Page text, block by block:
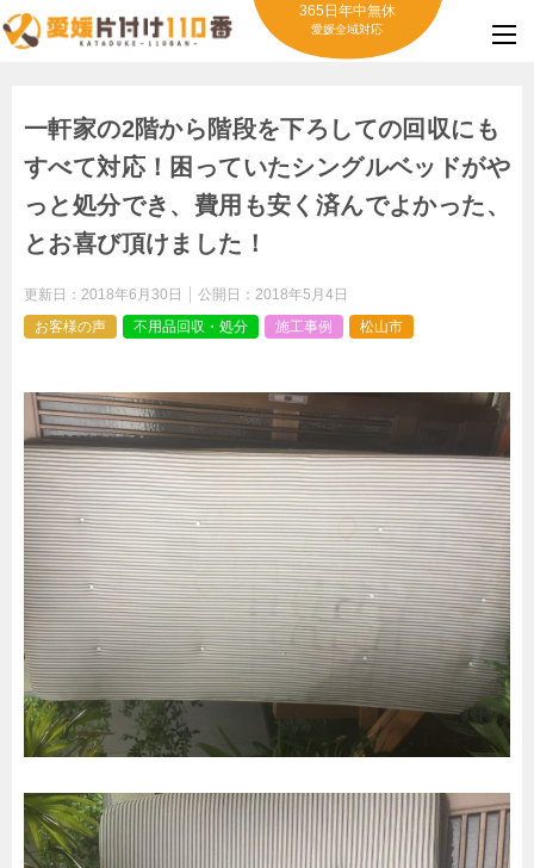
365日年中無休
愛媛全域対応
一軒家の2階から階段を下ろしての回収にも
すべて対応！困っていたシングルベッドがや
っと処分でき、費用も安く済んでよかった、
とお喜び頂けました！
更新日： 2018年6月30日 公開日： 2018年5月4日
お客様の声
不用品回収・処分 施工事例 松山市